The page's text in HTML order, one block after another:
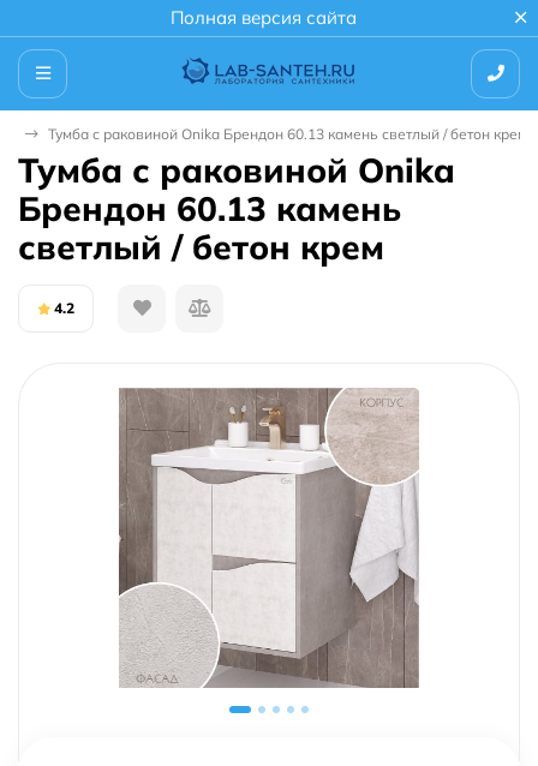
Полная версия сайта
Тумба с раковиной Onika Брендон 60.13 камень светлый / бетон крем
Тумба с раковиной Onika
Брендон 60.13 камень
светлый / бетон крем
4.2